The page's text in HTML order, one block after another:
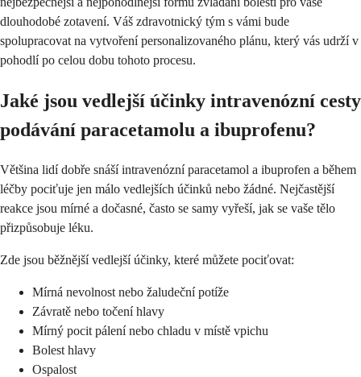
dlouhodobé zotavení. Váš zdravotnický tým s vámi bude
spolupracovat na vytvoření personalizovaného plánu, který vás udrží v
pohodlí po celou dobu tohoto procesu.
Jaké jsou vedlejší účinky intravenózní cesty
podávání paracetamolu a ibuprofenu?
Většina lidí dobře snáší intravenózní paracetamol a ibuprofen a během
léčby pociťuje jen málo vedlejších účinků nebo žádné. Nejčastější
reakce jsou mírné a dočasné, často se samy vyřeší, jak se vaše tělo
přizpůsobuje léku.
Zde jsou běžnější vedlejší účinky, které můžete pociťovat:
Mírná nevolnost nebo žaludeční potíže
Závratě nebo točení hlavy
Mírný pocit pálení nebo chladu v místě vpichu
Bolest hlavy
Ospalost